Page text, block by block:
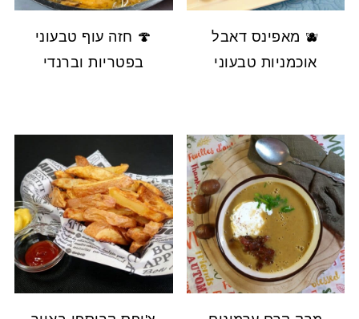
🫐 מאפינס דאבל
אוכמניות טבעוני
🍄 חזה עוף טבעוני
בפטריות וברנדי